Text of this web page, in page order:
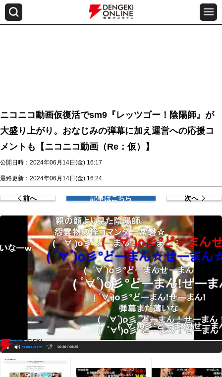
ニコニコ動画仮復活でsm9『レッツゴー！陰陽師』が
大盛り上がり。おなじみの弾幕に加え運営への応援コ
メントも【ニコニコ動画（Re：仮）】
公開日時：2024年06月14日(金) 16:17
最終更新：2024年06月14日(金) 16:24
前へ 記事はこちら 次へ